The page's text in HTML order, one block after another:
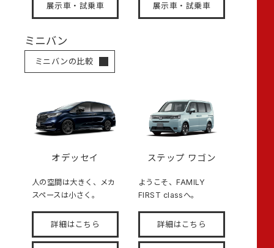
展示車・試乗車 展示車・試乗車
ミニバン
ミニバンの比較
オデッセイ
人の空間は大きく、メカ
スペースは小さく。
詳細はこちら
ステップ ワゴン
ようこそ、FAMILY
FIRST classへ。
詳細はこちら